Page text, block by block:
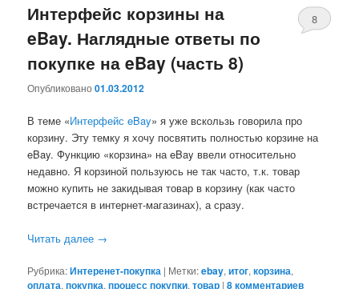
Интерфейс корзины на
eBay. Наглядные ответы по
покупке на eBay (часть 8)
Опубликовано01.03.2012
8
В теме «Интерфейс eBay» я уже вскользь говорила про
корзину. Эту темку я хочу посвятить полностью корзине на
eBay. Функцию «корзина» на eBay ввели относительно
недавно. Я корзиной пользуюсь не так часто, т.к. товар
можно купить не закидывая товар в корзину (как часто
встречается в интернет-магазинах), а сразу.
Читать далее →
Рубрика:Интеренет-покупка | Метки:ebay,итог,корзина,
оплата,покупка,процесс покупки,товар |8 комментариев